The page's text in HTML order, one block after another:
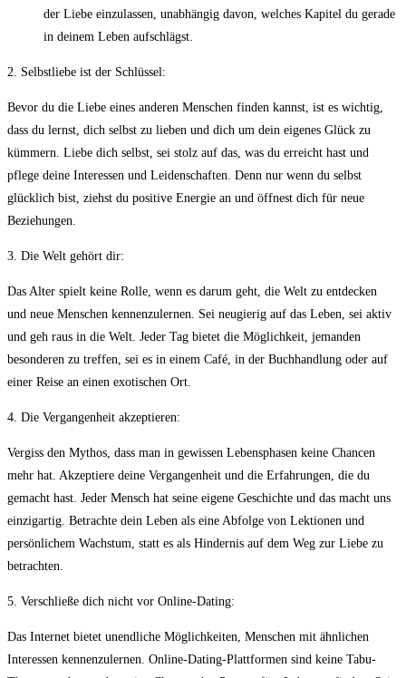
der Liebe einzulassen, unabhängig davon, welches‍ Kapitel du gerade
in deinem Leben aufschlägst.
2. Selbstliebe ist der Schlüssel:
Bevor ​du die Liebe eines anderen Menschen finden kannst,⁢ ist es wichtig,
dass du⁢ lernst, dich selbst zu ⁤lieben und dich um ‍dein eigenes⁤ Glück zu
kümmern. Liebe dich ⁣selbst, sei stolz auf das,​ was ⁢du erreicht hast und
pflege ‌deine‌ Interessen und Leidenschaften. ⁣Denn nur wenn⁣ du selbst
glücklich bist, ziehst du positive Energie an und‍ öffnest‌ dich für‍ neue
Beziehungen.
3. Die Welt⁤ gehört dir:
Das Alter ‍spielt keine Rolle, wenn es​ darum geht, ⁢die Welt zu entdecken
und​ neue Menschen kennenzulernen. Sei neugierig auf das Leben,​ sei aktiv
und​ geh raus in‌ die Welt. ‌Jeder Tag ‌bietet die Möglichkeit, jemanden
besonderen zu treffen, sei es in einem ⁤Café, ⁢in der ⁢Buchhandlung oder auf
einer Reise an einen exotischen Ort.
4. Die Vergangenheit akzeptieren:
Vergiss den​ Mythos,⁢ dass ⁣man in ‍gewissen Lebensphasen ⁣keine Chancen
mehr hat. Akzeptiere deine Vergangenheit und die Erfahrungen, die ​du
gemacht hast. Jeder Mensch hat seine ⁢eigene Geschichte⁤ und das macht uns
einzigartig.⁣ Betrachte dein Leben ‍als ⁤eine Abfolge von Lektionen und
persönlichem Wachstum, ⁢statt⁢ es als Hindernis auf dem Weg zur Liebe‌ zu
‌betrachten.
5. Verschließe dich⁣ nicht vor Online-Dating:
Das‍ Internet bietet⁤ unendliche Möglichkeiten, Menschen ⁤mit ähnlichen
Interessen kennenzulernen. Online-Dating-Plattformen ‍sind keine Tabu-